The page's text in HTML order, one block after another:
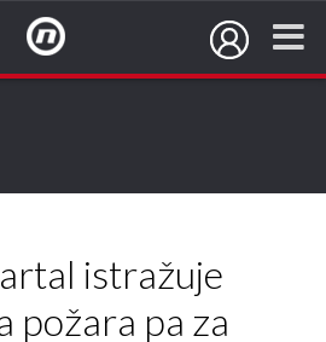
istražuje
požara pa za